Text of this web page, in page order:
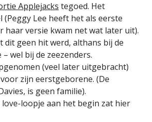
Applejacks tegoed. Het
(Peggy Lee heeft het als eerste
haar versie kwam net wat later uit).
dit geen hit werd, althans bij de
wel bij de zeezenders.
(veel later uitgebracht)
zijn eerstgeborene. (De
is geen familie).
love-loopje aan het begin zat hier